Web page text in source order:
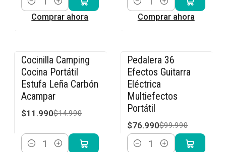
Cantidad
Comprar ahora
Cantidad
Comprar ahora
-20% OFF
Cocinilla Camping
Cocina Portátil
Estufa Leña Carbón
Acampar
$11.990$14.990
Cantidad
-23% OFF
Pedalera 36
Efectos Guitarra
Eléctrica
Multiefectos
Portátil
$76.990$99.990
Cantidad